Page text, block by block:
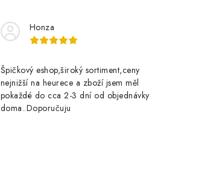
Honza
Špičkový eshop,široký sortiment,ceny
nejnižší na heurece a zboží jsem měl
pokaždé do cca 2-3 dní od objednávky
doma..Doporučuju